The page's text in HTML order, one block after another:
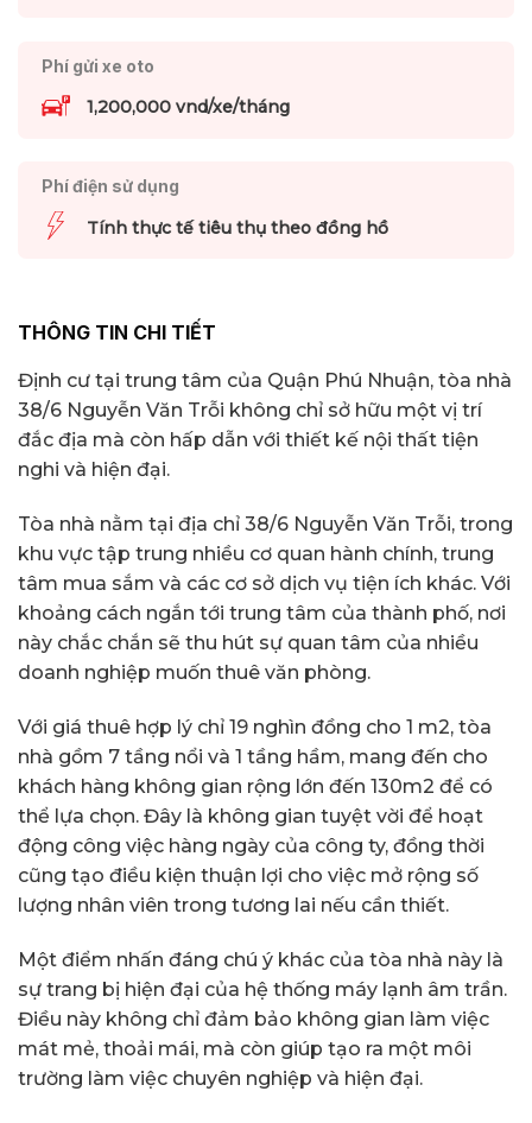
Phí gửi xe oto
1,200,000 vnd/xe/tháng
Phí điện sử dụng
Tính thực tế tiêu thụ theo đồng hồ
THÔNG TIN CHI TIẾT
Định cư tại trung tâm của Quận Phú Nhuận, tòa nhà
38/6 Nguyễn Văn Trỗi không chỉ sở hữu một vị trí
đắc địa mà còn hấp dẫn với thiết kế nội thất tiện
nghi và hiện đại.
Tòa nhà nằm tại địa chỉ 38/6 Nguyễn Văn Trỗi, trong
khu vực tập trung nhiều cơ quan hành chính, trung
tâm mua sắm và các cơ sở dịch vụ tiện ích khác. Với
khoảng cách ngắn tới trung tâm của thành phố, nơi
này chắc chắn sẽ thu hút sự quan tâm của nhiều
doanh nghiệp muốn thuê văn phòng.
Với giá thuê hợp lý chỉ 19 nghìn đồng cho 1 m2, tòa
nhà gồm 7 tầng nổi và 1 tầng hầm, mang đến cho
khách hàng không gian rộng lớn đến 130m2 để có
thể lựa chọn. Đây là không gian tuyệt vời để hoạt
động công việc hàng ngày của công ty, đồng thời
cũng tạo điều kiện thuận lợi cho việc mở rộng số
lượng nhân viên trong tương lai nếu cần thiết.
Một điểm nhấn đáng chú ý khác của tòa nhà này là
sự trang bị hiện đại của hệ thống máy lạnh âm trần.
Điều này không chỉ đảm bảo không gian làm việc
mát mẻ, thoải mái, mà còn giúp tạo ra một môi
trường làm việc chuyên nghiệp và hiện đại.